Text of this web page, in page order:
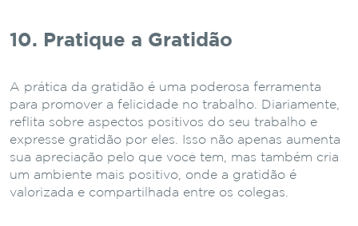
10. Pratique a Gratidão
A prática da gratidão é uma poderosa ferramenta
para promover a felicidade no trabalho. Diariamente,
reflita sobre aspectos positivos do seu trabalho e
expresse gratidão por eles. Isso não apenas aumenta
sua apreciação pelo que você tem, mas também cria
um ambiente mais positivo, onde a gratidão é
valorizada e compartilhada entre os colegas.